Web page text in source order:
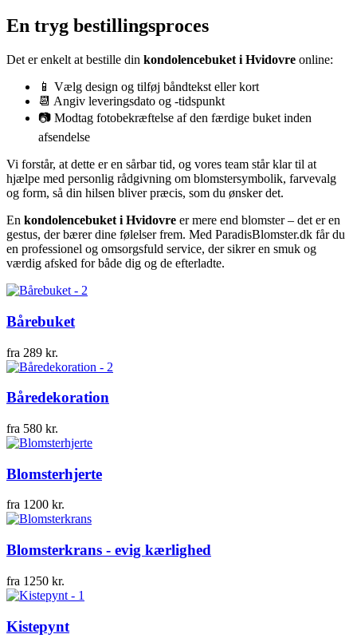
En tryg bestillingsproces
Det er enkelt at bestille din kondolencebuket i Hvidovre online:
📱 Vælg design og tilføj båndtekst eller kort
📆 Angiv leveringsdato og -tidspunkt
📷 Modtag foto­bekræftelse af den færdige buket inden
afsendelse
Vi forstår, at dette er en sårbar tid, og vores team står klar til at
hjælpe med personlig rådgivning om blomstersymbolik, farvevalg
og form, så din hilsen bliver præcis, som du ønsker det.
En kondolencebuket i Hvidovre er mere end blomster – det er en
gestus, der bærer dine følelser frem. Med ParadisBlomster.dk får du
en professionel og omsorgsfuld service, der sikrer en smuk og
værdig afsked for både dig og de efterladte.
Bårebuket
fra 289 kr.
Båredekoration
fra 580 kr.
Blomsterhjerte
fra 1200 kr.
Blomsterkrans - evig kærlighed
fra 1250 kr.
Kistepynt